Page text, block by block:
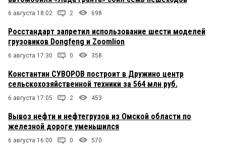
6 августа 18:02 2 698
Росстандарт запретил использование шести моделей
грузовиков Dongfeng и Zoomlion
6 августа 17:30 0 358
Константин СУВОРОВ построит в Дружино центр
сельскохозяйственной техники за 564 млн руб.
6 августа 17:05 2 453
Вывоз нефти и нефтегрузов из Омской области по
железной дороге уменьшился
6 августа 16:00 0 570